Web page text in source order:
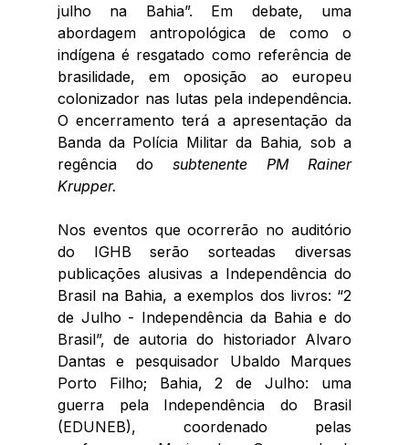
julho na Bahia”. Em debate, uma
abordagem antropológica de como o
indígena é resgatado como referência de
brasilidade, em oposição ao europeu
colonizador nas lutas pela independência.
Banda da Polícia Militar da Bahia, sob a
regência do subtenente PM Rainer
Krupper.
Nos eventos que ocorrerão no auditório
do IGHB serão sorteadas diversas
publicações alusivas a Independência do
Brasil na Bahia, a exemplos dos livros: “2
de Julho - Independência da Bahia e do
Brasil”, de autoria do historiador Alvaro
Dantas e pesquisador Ubaldo Marques
Porto Filho; Bahia, 2 de Julho: uma
guerra pela Independência do Brasil
(EDUNEB), coordenado pelas